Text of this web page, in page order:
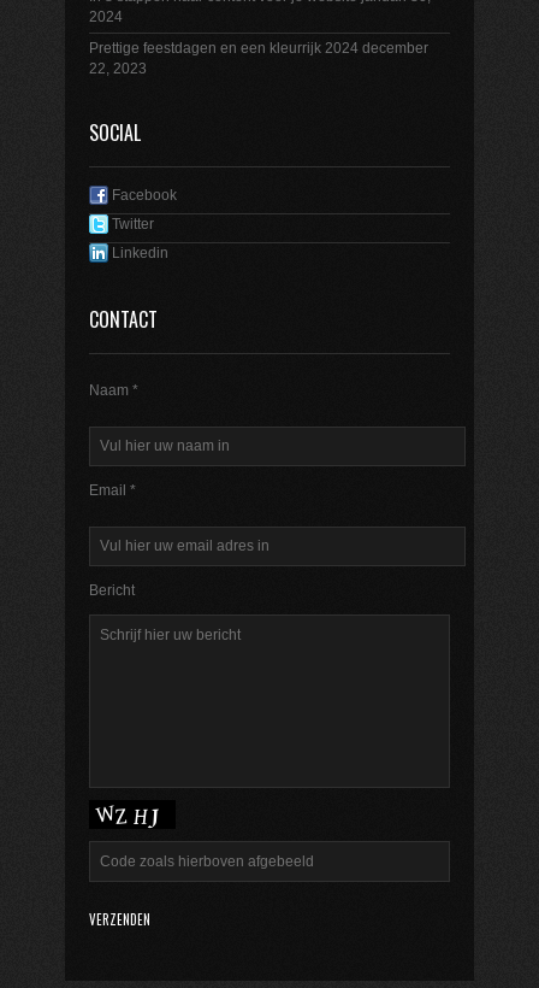
2024
Prettige feestdagen en een kleurrijk 2024 december
22, 2023
SOCIAL
Facebook
Twitter
Linkedin
CONTACT
Naam *
Email *
Bericht